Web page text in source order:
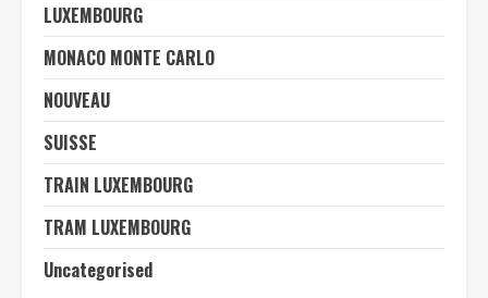
LUXEMBOURG
MONACO MONTE CARLO
NOUVEAU
SUISSE
TRAIN LUXEMBOURG
TRAM LUXEMBOURG
Uncategorised